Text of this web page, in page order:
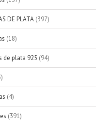
DE PLATA (397)
(18)
de plata 925 (94)
(4)
(391)